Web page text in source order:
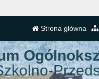
Strona główna